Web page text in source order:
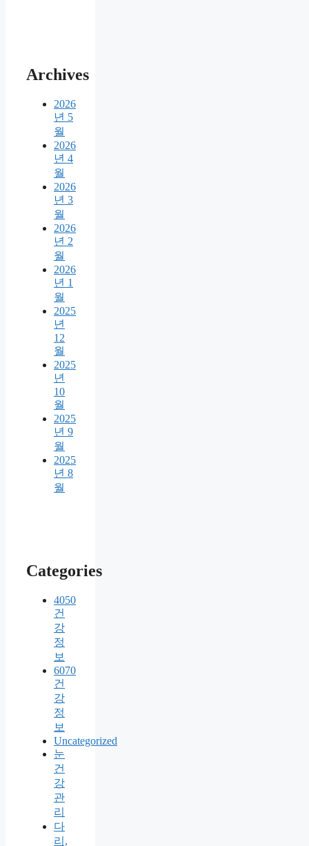
Archives
2026
년 5
월
2026
년 4
월
2026
년 3
월
2026
년 2
월
2026
년 1
월
2025
년
12
월
2025
년
10
월
2025
년 9
월
2025
년 8
월
Categories
4050
건
강
정
보
6070
건
강
정
보
Uncategorized
눈
건
강
관
리
다
리,